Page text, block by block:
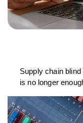
Supply chain
is no longer